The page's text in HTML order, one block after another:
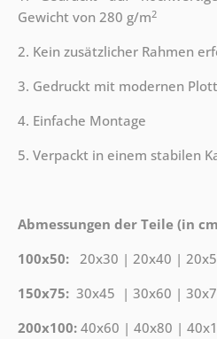
Gewicht von 280 g/m2
2. Kein zusätzlicher Rahmen
3. Gedruckt mit modernen
4. Einfache Montage
5. Verpackt in einem stabilen
Abmessungen der Teile (in
100x50: 20x30 | 20x40 |
150x75: 30x45 | 30x60 |
200x100: 40x60 | 40x80 |